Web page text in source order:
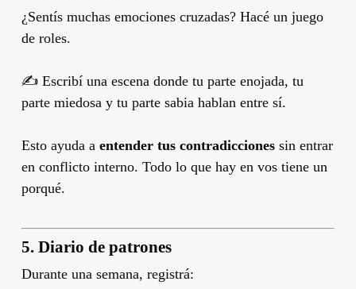
¿Sentís muchas emociones cruzadas? Hacé un juego
de roles.
✍️ Escribí una escena donde tu parte enojada, tu
parte miedosa y tu parte sabia hablan entre sí.
Esto ayuda a entender tus contradiccionessin entrar
en conflicto interno. Todo lo que hay en vos tiene un
porqué.
5. Diario de patrones
Durante una semana, registrá: